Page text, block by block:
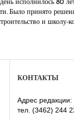
исполнилось 80
Было принято
и школу-
КОНТАКТЫ
Адрес редакции:
тел. (3462) 244